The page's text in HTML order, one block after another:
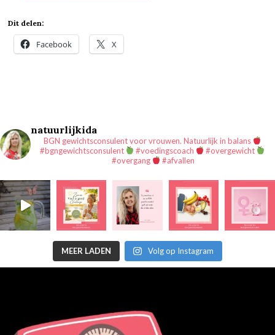
Dit delen:
Facebook X
natuurlijkida
BGN gewichtsconsulent voor vrouwen. Natuurlijk in balans
#bgngewichtsconsulent
#voedingscoach
#overgewicht
#overgang
#afvallen
MEER LADEN Volg op Instagram